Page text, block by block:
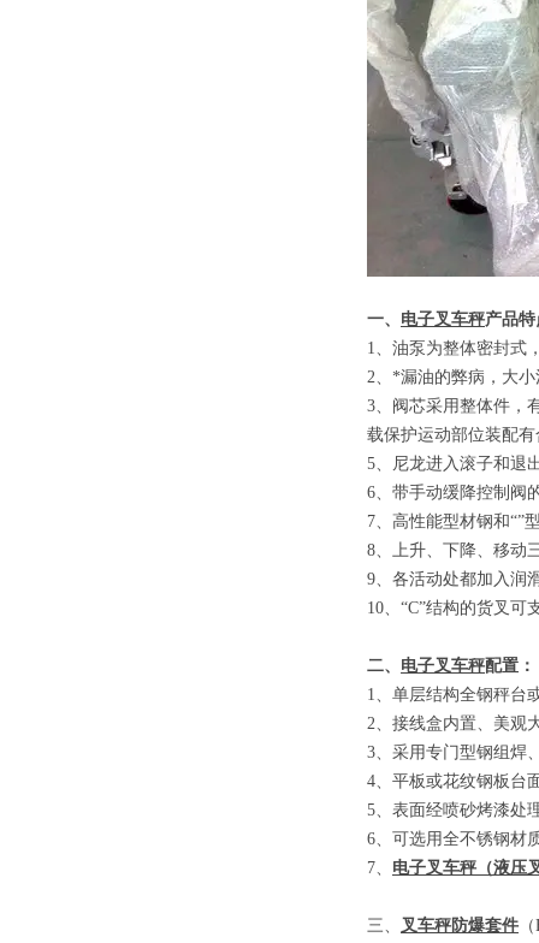
一、 电子叉车秤产品特
1、 油泵为整体密封式
2、 *漏油的弊病，大
3、 阀芯采用整体件，
载保护运动部位装配
5、 尼龙进入滚子和退
6、 带手动缓降控制阀
7、 高性能型材钢和“”
8、 上升、下降、移动
9、 各活动处都加入润
10、 “C”结构的货叉可
二、 电子叉车秤配置：
1、单层结构全钢秤台
2、接线盒内置、美观
3、采用专门型钢组焊
4、平板或花纹钢板台
5、表面经喷砂烤漆处
6、可选用全不锈钢材
7、 电子叉车秤 （液压
三、 叉车秤防爆套件